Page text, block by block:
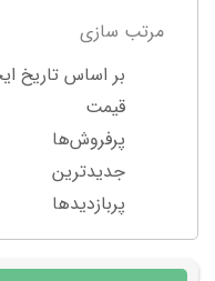
مرتب سازی
بر اساس تاریخ
قیمت
پرفروش‌ها
جدیدترین
پربازدید‌ها